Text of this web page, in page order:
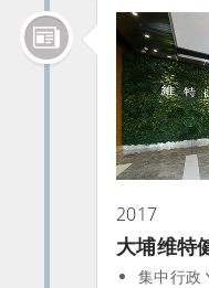
2017
大埔维特
集中行政